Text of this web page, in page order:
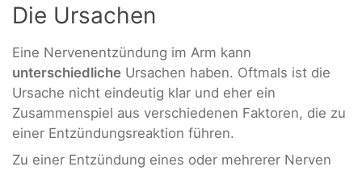
Die Ursachen
Eine Nervenentzündung im Arm kann
unterschiedliche Ursachen haben. Oftmals ist die
Ursache nicht eindeutig klar und eher ein
Zusammenspiel aus verschiedenen Faktoren, die zu
einer Entzündungsreaktion führen.
Zu einer Entzündung eines oder mehrerer Nerven